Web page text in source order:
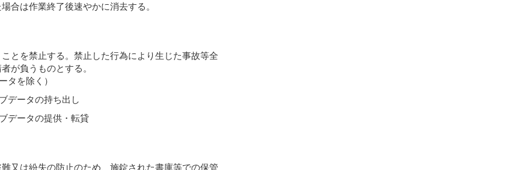
合は作業終了後速やかに消去する。
とを禁止する。禁止した行為により生じた事故等全
が負うものとする。
を除く）
データの持ち出し
データの提供・転貸
又は紛失の防止のため、施錠された書庫等での保管